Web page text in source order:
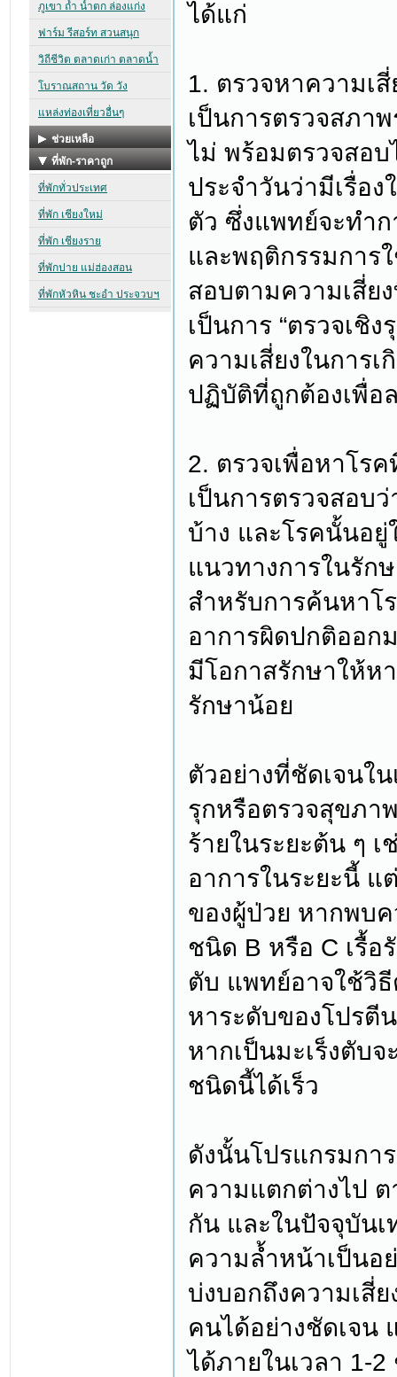
ได้แก่
1. ตรวจหาความเ
เป็นการตรวจสภา
ไม่ พร้อมตรวจสอบ
ประจำวันว่ามีเรื่อง
ตัว ซึ่งแพทย์จะทำ
และพฤติกรรมการ
สอบตามความเสี่ย
เป็นการ “ตรวจเชิ
ความเสี่ยงในการ
ปฏิบัติที่ถูกต้องเพื่อ
2. ตรวจเพื่อหาโร
เป็นการตรวจสอบ
บ้าง และโรคนั้นอ
แนวทางการในรัก
สำหรับการค้นหาโ
อาการผิดปกติออก
มีโอกาสรักษาให้ห
รักษาน้อย
ตัวอย่างที่ชัดเจนใน
รุกหรือตรวจสุขภา
ร้ายในระยะต้น ๆ
อาการในระยะนี้ แ
ของผู้ป่วย หากพบค
ชนิด B หรือ C เรื้อ
ตับ แพทย์อาจใช้วิธี
หาระดับของโปรตี
หากเป็นมะเร็งตับ
ชนิดนี้ได้เร็ว
ดังนั้นโปรแกรมกา
ความแตกต่างไป ต
กัน และในปัจจุบัน
ความล้ำหน้าเป็นอ
บ่งบอกถึงความเสี่
คนได้อย่างชัดเจน
ได้ภายในเวลา 1-